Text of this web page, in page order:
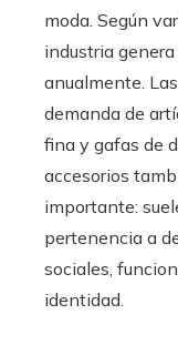
moda. Según
industria
anualmente.
demanda de
fina y gafas de
accesorios
importante:
pertenencia a
sociales,
identidad.